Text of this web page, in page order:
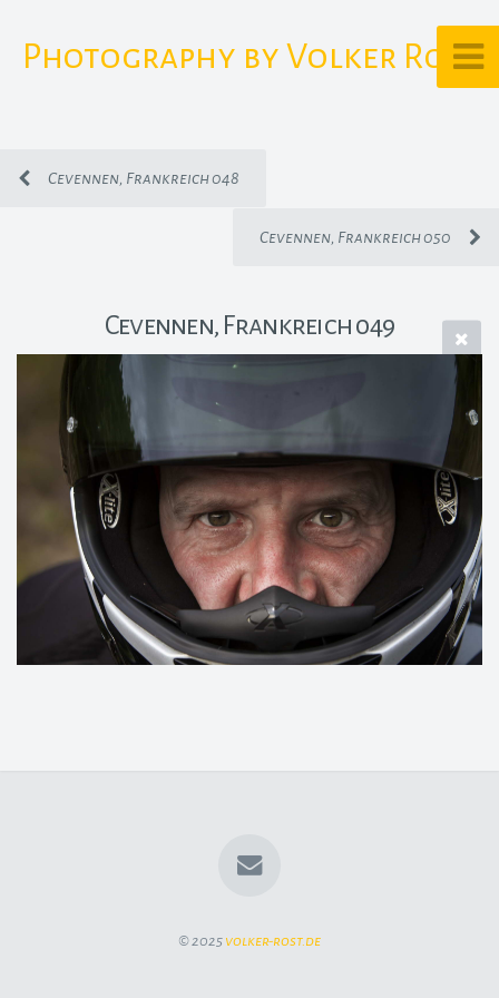
Photography by Volker Rost
Cevennen, Frankreich 048
Cevennen, Frankreich 050
Cevennen, Frankreich 049
© 2025 volker-rost.de